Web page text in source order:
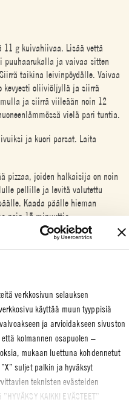
verkkosivun selauksen
käyttää muun tyyppisiä
ja arvioidakseen sivuston
kolmannen osapuolen –
mukaan luettuna kohdennetut
suljet palkin ja hyväksyt
teknisten evästeiden
KAIKKI EVÄSTEET”
11 g kuivahiivaa. Lisää vettä
puuhaarukalla ja vaivaa sitten
taikina leivinpöydälle. Vaivaa
kevyesti oliiviöljyllä ja siirrä
ja siirrä viileään noin 12
vielä pari tuntia.
ja kuori parsat. Laita
pizzaa, joiden halkaisija on noin
pellille ja levitä valutettu
Kaada päälle hieman
noin 15 minuuttia.
mozzarella, perunaviipaleet
5 minuuttia.
parsa ja tarjoile.
,KAVEREIDEN KANSSA,JUHLA
,PIZZA